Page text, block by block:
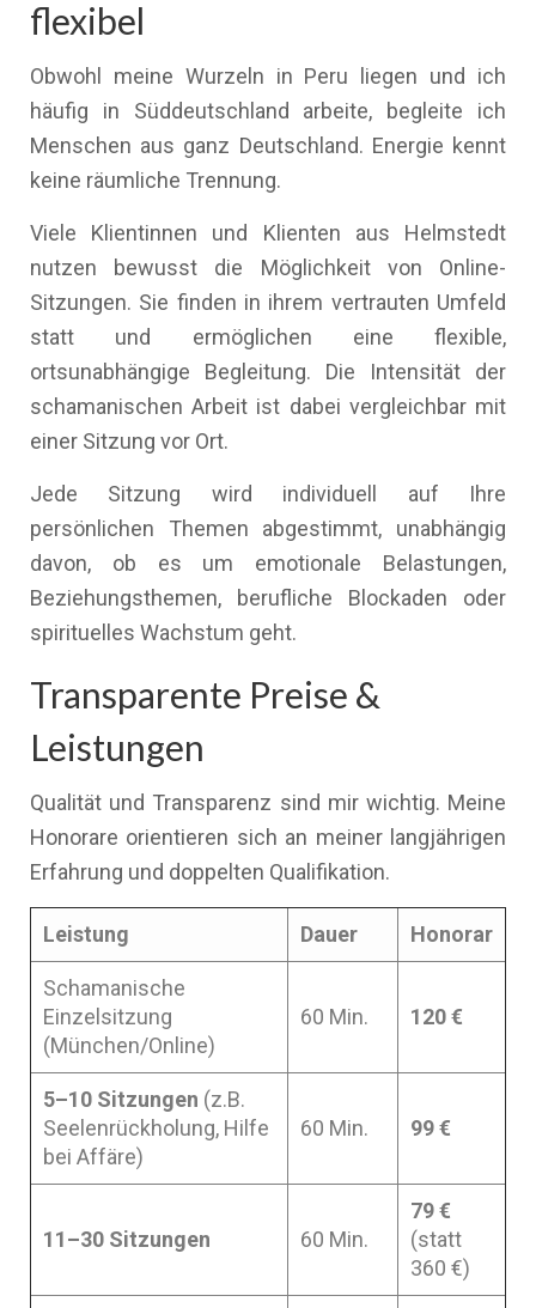
flexibel
Obwohl meine Wurzeln in Peru liegen und ich
häufig in Süddeutschland arbeite, begleite ich
Menschen aus ganz Deutschland. Energie kennt
keine räumliche Trennung.
Viele Klientinnen und Klienten aus Helmstedt
nutzen bewusst die Möglichkeit von Online-
Sitzungen. Sie finden in ihrem vertrauten Umfeld
statt und ermöglichen eine flexible,
ortsunabhängige Begleitung. Die Intensität der
schamanischen Arbeit ist dabei vergleichbar mit
einer Sitzung vor Ort.
Jede Sitzung wird individuell auf Ihre
persönlichen Themen abgestimmt, unabhängig
davon, ob es um emotionale Belastungen,
Beziehungsthemen, berufliche Blockaden oder
spirituelles Wachstum geht.
Transparente Preise &
Leistungen
Qualität und Transparenz sind mir wichtig. Meine
Honorare orientieren sich an meiner langjährigen
Erfahrung und doppelten Qualifikation.
Leistung Dauer Honorar
Schamanische
Einzelsitzung
(München/Online)
60 Min. 120 €
5–10 Sitzungen (z.B.
Seelenrückholung, Hilfe
bei Affäre)
60 Min. 99 €
11–30 Sitzungen 60 Min.
79 €
(statt
360 €)